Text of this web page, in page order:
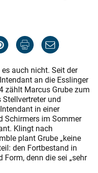
auch nicht. Seit der
an die Esslinger
zählt Marcus Grube zum
und
in einer
Schirmers im Sommer
Klingt nach
plant Grube „keine
den Fortbestand in
denn die sei „sehr